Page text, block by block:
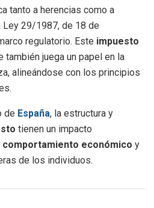
tanto a herencias como a
Ley 29/1987, de 18 de
regulatorio. Este impuesto
juega un papel en la
alineándose con los principios
de España, la estructura y
tienen un impacto
comportamiento económico y
de los individuos.